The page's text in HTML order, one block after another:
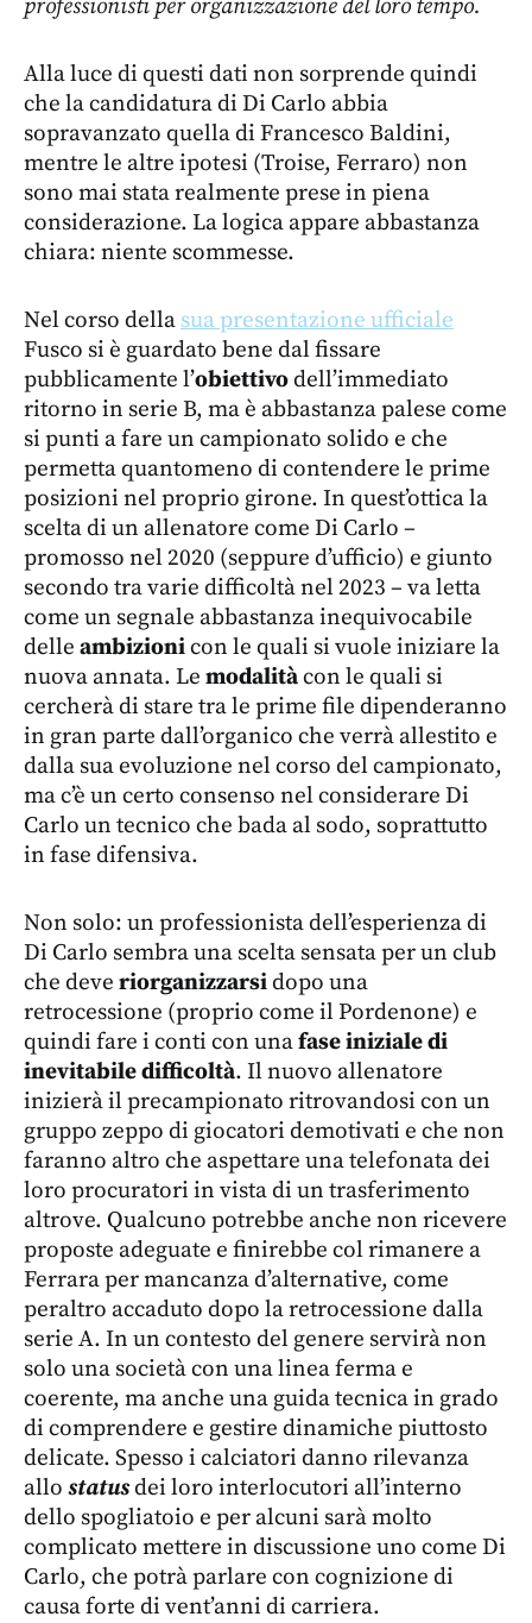
professionisti per organizzazione del loro tempo.
Alla luce di questi dati non sorprende quindi
che la candidatura di Di Carlo abbia
sopravanzato quella di Francesco Baldini,
mentre le altre ipotesi (Troise, Ferraro) non
sono mai stata realmente prese in piena
considerazione. La logica appare abbastanza
chiara: niente scommesse.
Nel corso della sua presentazione ufficiale
Fusco si è guardato bene dal fissare
pubblicamente l’obiettivodell’immediato
ritorno in serie B, ma è abbastanza palese come
si punti a fare un campionato solido e che
permetta quantomeno di contendere le prime
posizioni nel proprio girone. In quest’ottica la
scelta di un allenatore come Di Carlo –
promosso nel 2020 (seppure d’ufficio) e giunto
secondo tra varie difficoltà nel 2023 – va letta
come un segnale abbastanza inequivocabile
delle ambizionicon le quali si vuole iniziare la
nuova annata. Le modalitàcon le quali si
cercherà di stare tra le prime file dipenderanno
in gran parte dall’organico che verrà allestito e
dalla sua evoluzione nel corso del campionato,
ma c’è un certo consenso nel considerare Di
Carlo un tecnico che bada al sodo, soprattutto
in fase difensiva.
Non solo: un professionista dell’esperienza di
Di Carlo sembra una scelta sensata per un club
che deve riorganizzarsidopo una
retrocessione (proprio come il Pordenone) e
quindi fare i conti con unafase iniziale di
inevitabile difficoltà. Il nuovo allenatore
inizierà il precampionato ritrovandosi con un
gruppo zeppo di giocatori demotivati e che non
faranno altro che aspettare una telefonata dei
loro procuratori in vista di un trasferimento
altrove. Qualcuno potrebbe anche non ricevere
proposte adeguate e finirebbe col rimanere a
Ferrara per mancanza d’alternative, come
peraltro accaduto dopo la retrocessione dalla
serie A. In un contesto del genere servirà non
solo una società con una linea ferma e
coerente, ma anche una guida tecnica in grado
di comprendere e gestire dinamiche piuttosto
delicate. Spesso i calciatori danno rilevanza
allo statusdei loro interlocutori all’interno
dello spogliatoio e per alcuni sarà molto
complicato mettere in discussione uno come Di
Carlo, che potrà parlare con cognizione di
causa forte di vent’anni di carriera.